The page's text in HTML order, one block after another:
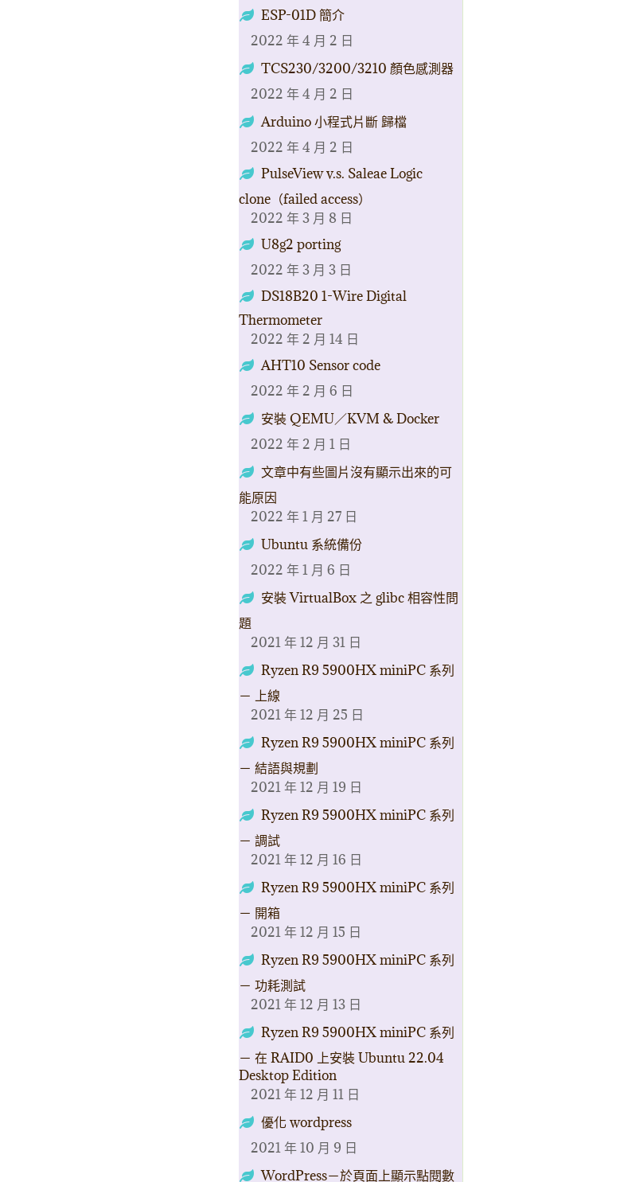
ESP-01D 簡介
2022 年 4 月 2 日
TCS230/3200/3210 顏色感測器
2022 年 4 月 2 日
Arduino 小程式片斷 歸檔
2022 年 4 月 2 日
PulseView v.s. Saleae Logic
clone（failed access）
2022 年 3 月 8 日
U8g2 porting
2022 年 3 月 3 日
DS18B20 1-Wire Digital
Thermometer
2022 年 2 月 14 日
AHT10 Sensor code
2022 年 2 月 6 日
安裝 QEMU／KVM & Docker
2022 年 2 月 1 日
文章中有些圖片沒有顯示出來的可
能原因
2022 年 1 月 27 日
Ubuntu 系統備份
2022 年 1 月 6 日
安裝 VirtualBox 之 glibc 相容性問
題
2021 年 12 月 31 日
Ryzen R9 5900HX miniPC 系列
－ 上線
2021 年 12 月 25 日
Ryzen R9 5900HX miniPC 系列
－ 結語與規劃
2021 年 12 月 19 日
Ryzen R9 5900HX miniPC 系列
－ 調試
2021 年 12 月 16 日
Ryzen R9 5900HX miniPC 系列
－ 開箱
2021 年 12 月 15 日
Ryzen R9 5900HX miniPC 系列
－ 功耗測試
2021 年 12 月 13 日
Ryzen R9 5900HX miniPC 系列
－ 在 RAID0 上安裝 Ubuntu 22.04
Desktop Edition
2021 年 12 月 11 日
優化 wordpress
2021 年 10 月 9 日
WordPress－於頁面上顯示點閱數